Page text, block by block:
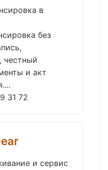
в
без
честный
и акт
31 72
и сервис